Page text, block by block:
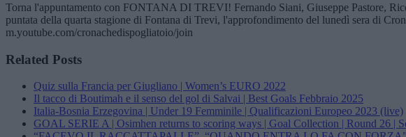
Torna l'appuntamento con FONTANA DI TREVI! Fernando Siani, Giuseppe Pastore,
puntata della quarta stagione di Fontana di Trevi, l'approfondimento del lunedì sera di
m.youtube.com/cronachedispogliatoio/join
Related Posts
Quiz sulla Francia per Giugliano | Women’s EURO 2022
Il tacco di Boutimah e il senso del gol di Salvai | Best Goals Febbraio 2025
Italia-Bosnia Erzegovina | Under 19 Femminile | Qualificazioni Europeo 2023 (live)
GOAL SERIE A | Osimhen returns to scoring ways | Goal Collection | Round 26 |